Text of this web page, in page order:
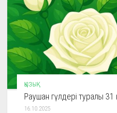
ҚЫЗЫҚ
Раушан гүлдері туралы 31
16.10.2025